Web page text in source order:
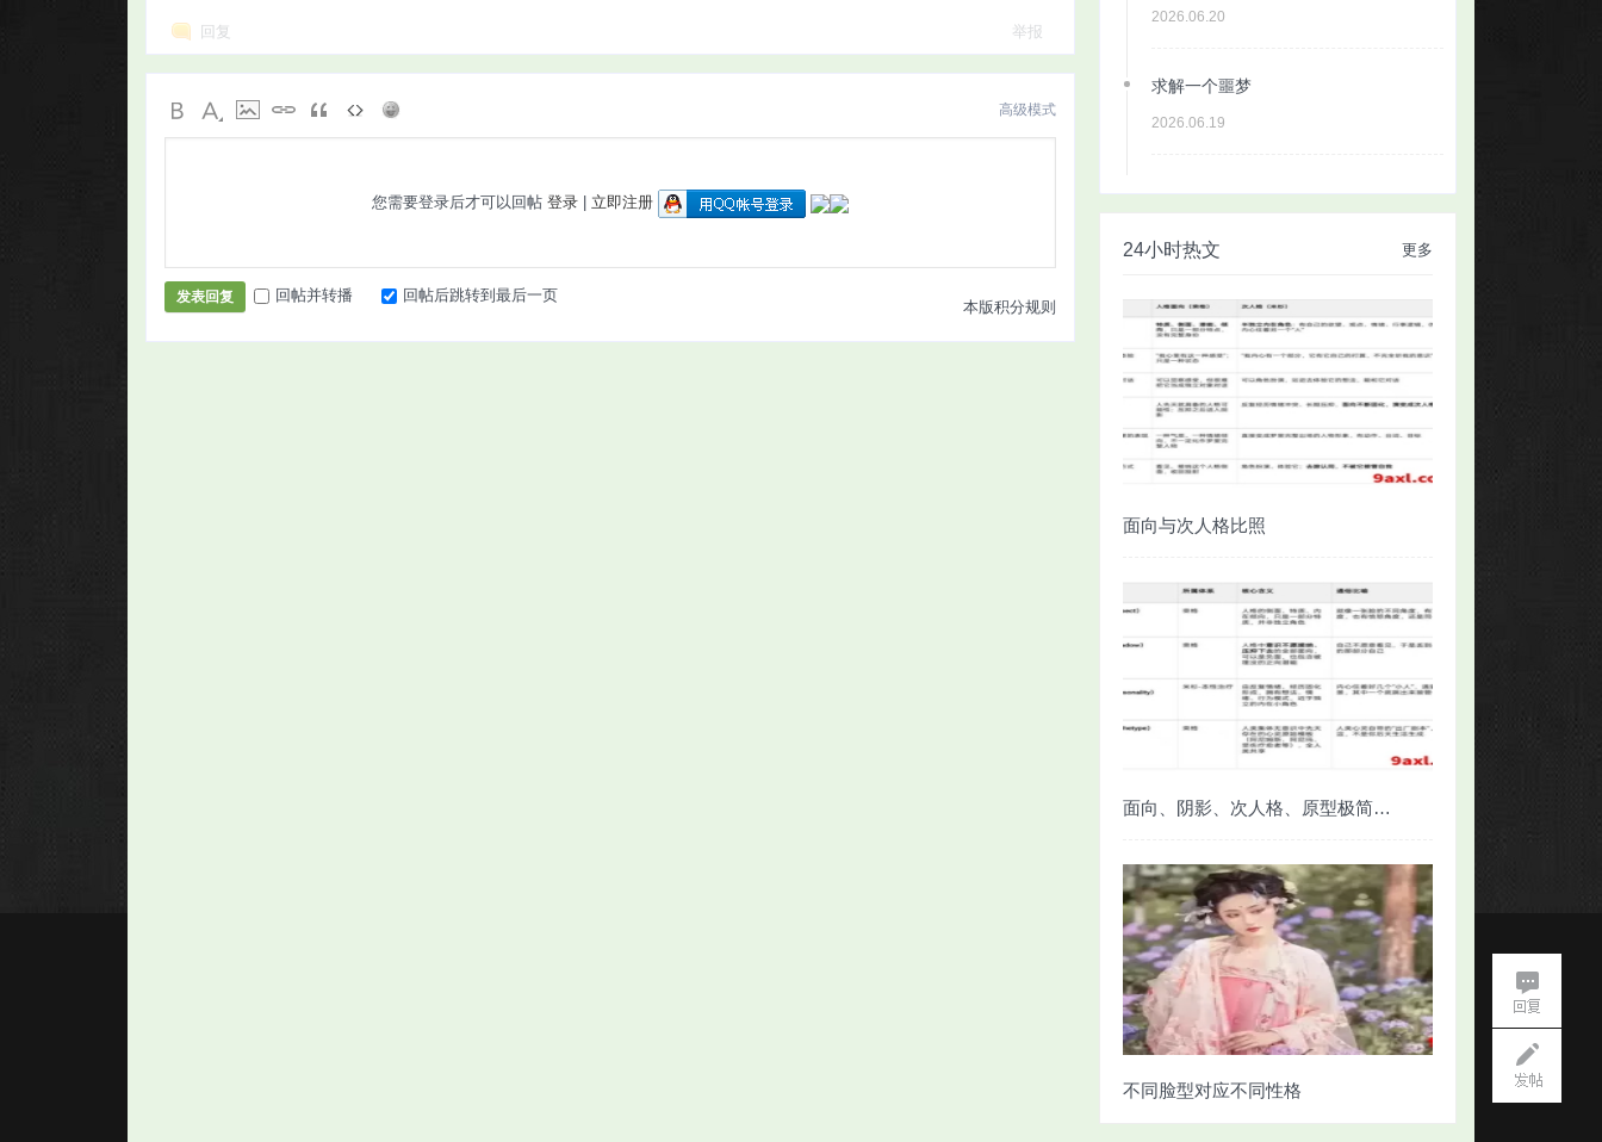
2026.06.20
求解一个噩梦
2026.06.19
更多
24小时热文
面向与次人格比照
面向、阴影、次人格、原型极简对照
不同脸型对应不同性格
回复 举报
高级模式
您需要登录后才可以回帖 登录 立即注册
本版积分规则
发表回复 回帖并转播 回帖后跳转到最后一页